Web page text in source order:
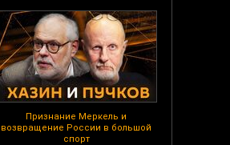
Признание Меркель и
возвращение России в большой
спорт